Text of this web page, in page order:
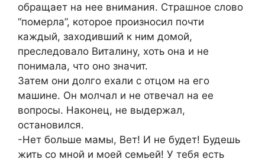
обращает на нее внимания. Страшное слово
“померла”, которое произносил почти
каждый, заходивший к ним домой,
преследовало Виталину, хоть она и не
понимала, что оно значит.
Затем они долго ехали с отцом на его
машине. Он молчал и не отвечал на ее
вопросы. Наконец, не выдержал,
остановился.
-Нет больше мамы, Вет! И не будет! Будешь
жить со мной и моей семьей! У тебя есть